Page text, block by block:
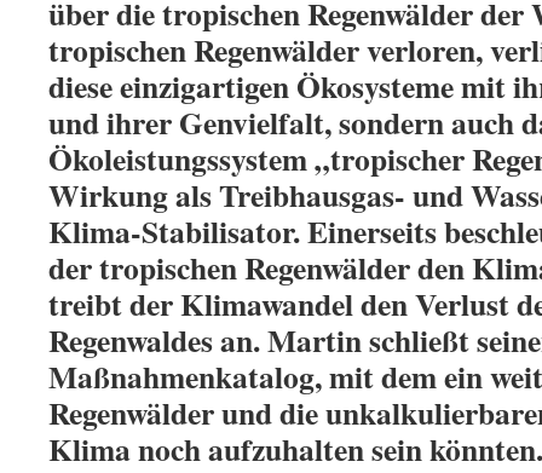
über die tropischen Regenwälder der
tropischen Regenwälder verloren,
diese einzigartigen Ökosysteme mit
und ihrer Genvielfalt, sondern auch
Ökoleistungssystem „tropischer
Wirkung als Treibhausgas- und
Klima-Stabilisator. Einerseits
der tropischen Regenwälder den
treibt der Klimawandel den Verlust
Regenwaldes an. Martin schließt
Maßnahmenkatalog, mit dem ein
Regenwälder und die
Klima noch aufzuhalten sein